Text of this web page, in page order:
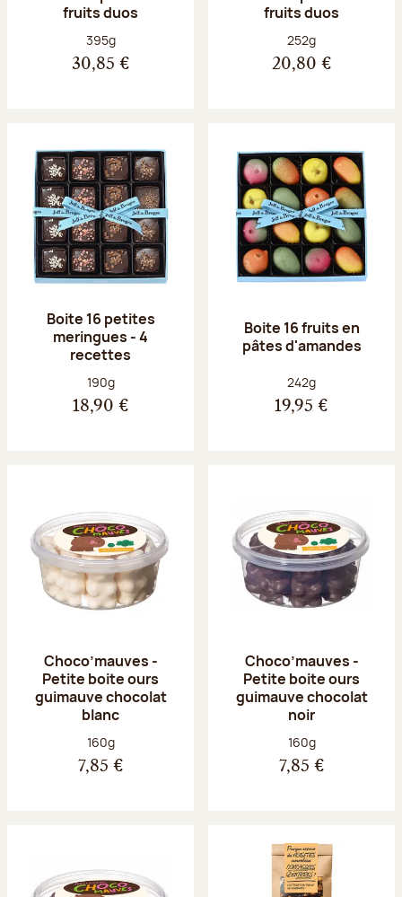
fruits duos
Poids net :
395g
30,85 €
fruits duos
Poids net :
252g
20,80 €
Boite 16 petites
meringues - 4
recettes
Poids net :
190g
18,90 €
Boite 16 fruits en
pâtes d'amandes
Poids net :
242g
19,95 €
Choco’mauves -
Petite boite ours
guimauve chocolat
blanc
Poids net :
160g
7,85 €
Choco’mauves -
Petite boite ours
guimauve chocolat
noir
Poids net :
160g
7,85 €